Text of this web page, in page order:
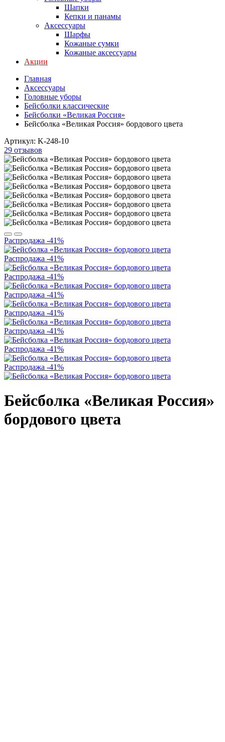
Шапки
Кепки и панамы
Аксессуары
Шарфы
Кожаные сумки
Кожаные аксессуары
Акции
Главная
Аксессуары
Головные уборы
Бейсболки классические
Бейсболки «Великая Россия»
Бейсболка «Великая Россия» бордового цвета
Артикул: K-248-10
29 отзывов
Распродажа -41%
Распродажа -41%
Распродажа -41%
Распродажа -41%
Распродажа -41%
Распродажа -41%
Распродажа -41%
Распродажа -41%
Бейсболка «Великая Россия»
бордового цвета